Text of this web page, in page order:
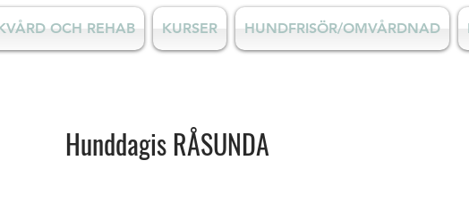
OCH REHAB KURSER HUNDFRISÖR/OMVÅRDNAD
Hunddagis RÅSUNDA